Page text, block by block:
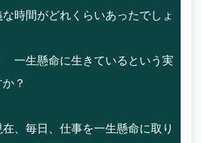
時間がどれくらいあったでしょ
一生懸命に生きているという実
？
、毎日、仕事を一生懸命に取り